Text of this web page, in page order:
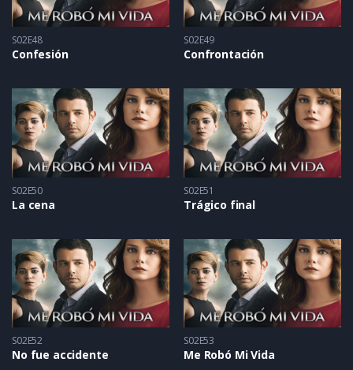
S02E48
Confesión
S02E49
Confrontación
S02E50
La cena
S02E51
Trágico final
S02E52
No fue accidente
S02E53
Me Robó Mi Vida